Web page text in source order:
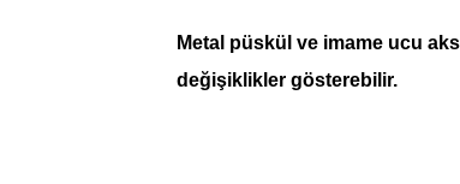
Metal püskül ve imame ucu
değişiklikler gösterebilir.